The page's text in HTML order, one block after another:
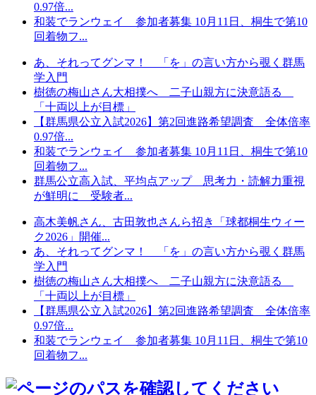
0.97倍...
和装でランウェイ 参加者募集 10月11日、桐生で第10
回着物フ...
あ、それってグンマ！ 「を」の言い方から覗く群馬
学入門
樹徳の梅山さん大相撲へ 二子山親方に決意語る
「十両以上が目標」
【群馬県公立入試2026】第2回進路希望調査 全体倍率
0.97倍...
和装でランウェイ 参加者募集 10月11日、桐生で第10
回着物フ...
群馬公立高入試、平均点アップ 思考力・読解力重視
が鮮明に 受験者...
高木美帆さん、古田敦也さんら招き「球都桐生ウィー
ク2026」開催...
あ、それってグンマ！ 「を」の言い方から覗く群馬
学入門
樹徳の梅山さん大相撲へ 二子山親方に決意語る
「十両以上が目標」
【群馬県公立入試2026】第2回進路希望調査 全体倍率
0.97倍...
和装でランウェイ 参加者募集 10月11日、桐生で第10
回着物フ...